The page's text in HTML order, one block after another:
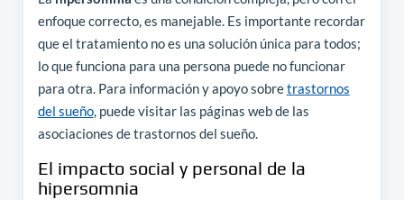
enfoque correcto, es manejable. Es importante recordar
que el tratamiento no es una solución única para todos;
lo que funciona para una persona puede no funcionar
para otra. Para información y apoyo sobretrastornos
del sueño, puede visitar las páginas web de las
asociaciones de trastornos del sueño.
El impacto social y personal de la
hipersomnia